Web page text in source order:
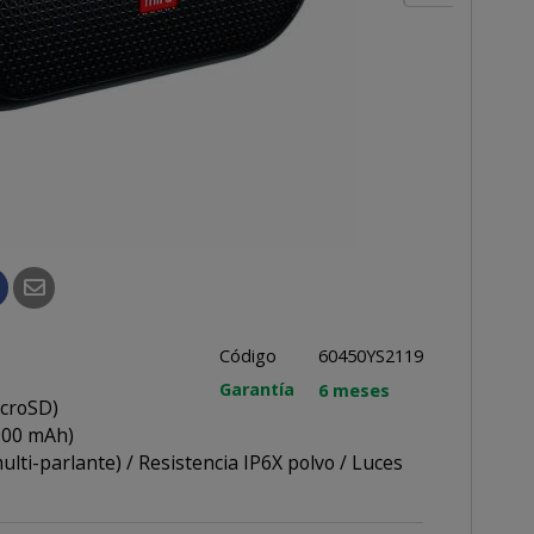
Código
60450YS2119
Garantía
6 meses
mAh)
parlante) / Resistencia IP6X polvo / Luces